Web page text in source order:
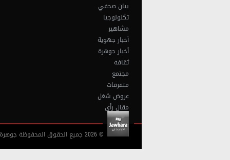
بيان صحفي
تكنولوجيا
مشاهير
أخبار جهوية
أخبار جوهرة
ثقافة
مجتمع
متفرقات
عروض شغل
مقال رأي
© 2026 جميع الحقوق المحفوظة جوهرة أف آم تونس |